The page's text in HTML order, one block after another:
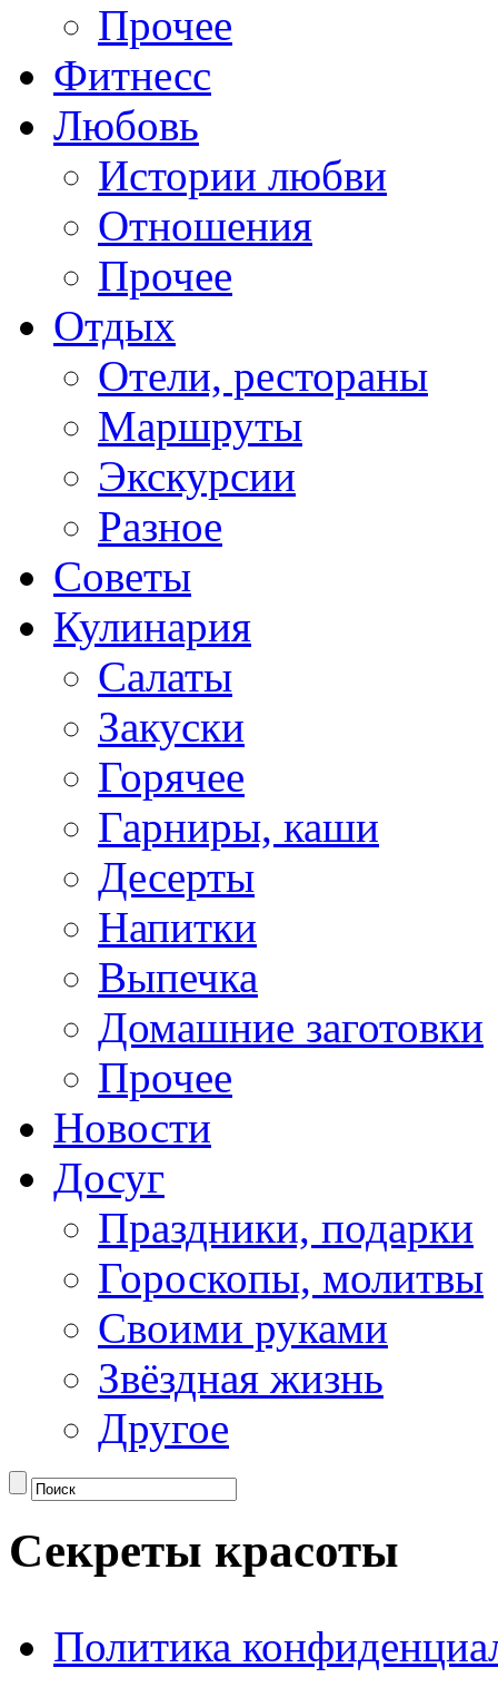
Прочее
Фитнесс
Любовь
Истории любви
Отношения
Прочее
Отдых
Отели, рестораны
Маршруты
Экскурсии
Разное
Советы
Кулинария
Салаты
Закуски
Горячее
Гарниры, каши
Десерты
Напитки
Выпечка
Домашние заготовки
Прочее
Новости
Досуг
Праздники, подарки
Гороскопы, молитвы
Своими руками
Звёздная жизнь
Другое
Секреты красоты
Политика